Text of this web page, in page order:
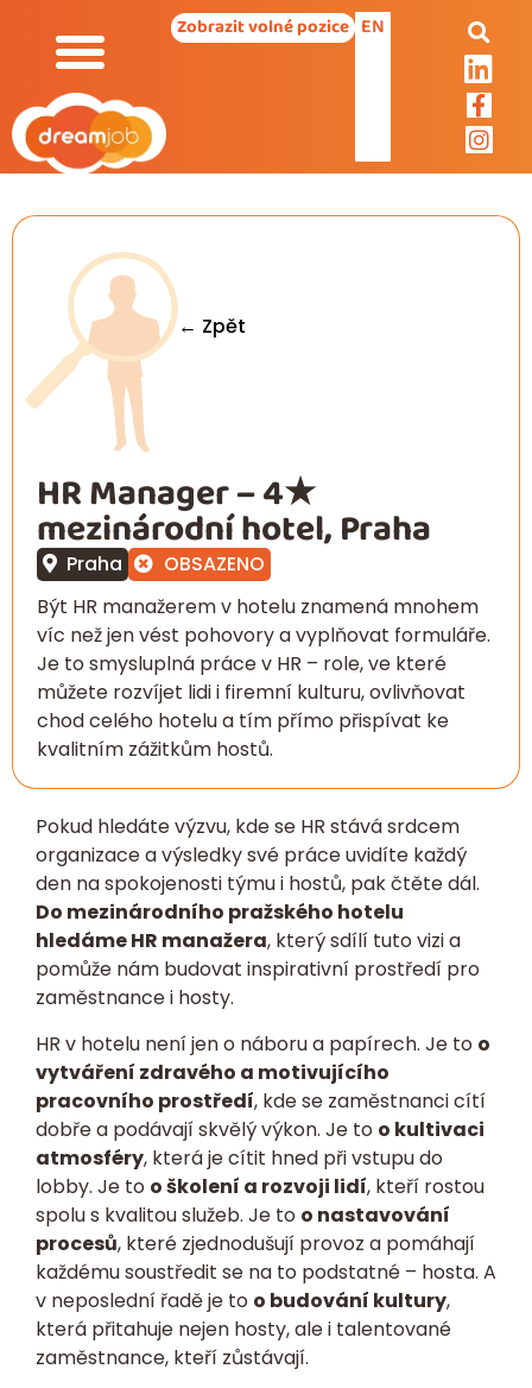
Zobrazit volné pozice EN
← Zpět
HR Manager – 4★
mezinárodní hotel, Praha
Praha
OBSAZENO
Být HR manažerem v hotelu znamená mnohem
víc než jen vést pohovory a vyplňovat formuláře.
Je to smysluplná práce v HR – role, ve které
můžete rozvíjet lidi i firemní kulturu, ovlivňovat
chod celého hotelu a tím přímo přispívat ke
kvalitním zážitkům hostů.
Pokud hledáte výzvu, kde se HR stává srdcem
organizace a výsledky své práce uvidíte každý
den na spokojenosti týmu i hostů, pak čtěte dál.
Do mezinárodního pražského hotelu
hledáme HR manažera, který sdílí tuto vizi a
pomůže nám budovat inspirativní prostředí pro
zaměstnance i hosty.
HR v hotelu není jen o náboru a papírech. Je to o
vytváření zdravého a motivujícího
pracovního prostředí, kde se zaměstnanci cítí
dobře a podávají skvělý výkon. Je to o kultivaci
atmosféry, která je cítit hned při vstupu do
lobby. Je to o školení a rozvoji lidí, kteří rostou
spolu s kvalitou služeb. Je to o nastavování
procesů, které zjednodušují provoz a pomáhají
každému soustředit se na to podstatné – hosta. A
v neposlední řadě je to o budování kultury,
která přitahuje nejen hosty, ale i talentované
zaměstnance, kteří zůstávají.